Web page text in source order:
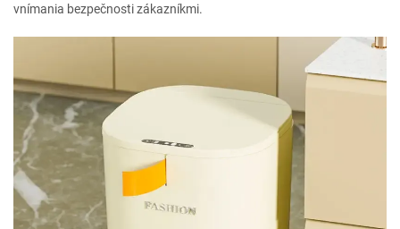
vnímania bezpečnosti zákazníkmi.